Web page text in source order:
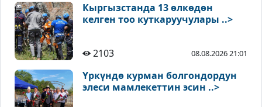
Кыргызстанда 13 өлкөдөн
келген тоо куткаруучулары ..>
2103 08.08.2026 21:01
Үркүндө курман болгондордун
элеси мамлекеттин эсин ..>